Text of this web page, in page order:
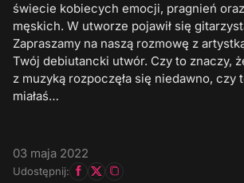
świecie kobiecych emocji, pragnień
męskich. W utworze pojawił się
Zapraszamy na naszą rozmowę z
Twój debiutancki utwór. Czy to znaczy,
z muzyką rozpoczęła się niedawno, czy
miałaś…
03 maja 2022
Udostępnij: